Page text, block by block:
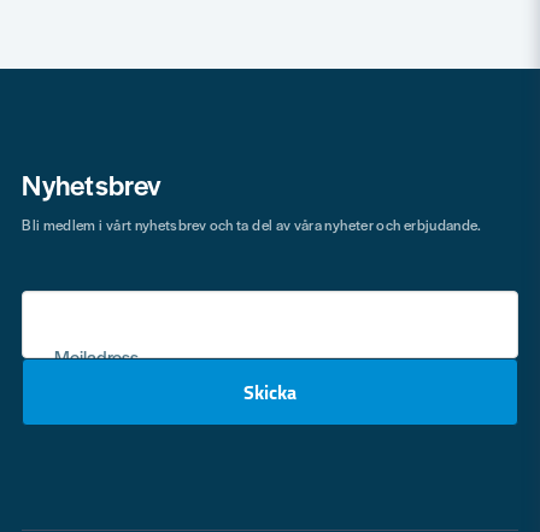
Nyhetsbrev
Mejladress
Skicka
Bli medlem i vårt nyhetsbrev och ta del av våra nyheter och erbjudande.